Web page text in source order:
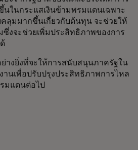
ในกระแสเงินข้ามพรมแดนเฉพาะ
ลุมมากขึ้นเกี่ยวกับต้นทุน จะช่วยให้
ซึ่งจะช่วยเพิ่มประสิทธิภาพของการ
ย่างยิ่งที่จะให้การสนับสนุนภาครัฐใน
านเพื่อปรับปรุงประสิทธิภาพการไหล
มแดนต่อไป